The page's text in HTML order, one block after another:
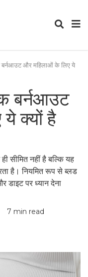
बर्नआउट और महिलाओं के लिए ये
बर्नआउट
क्यों है
सीमित नहीं है बल्कि यह
है। नियमित रूप से ब्लड
डाइट पर ध्यान देना
7 min read